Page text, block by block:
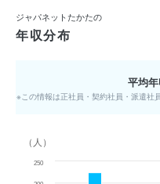
ジャパネットたかたの
年収分布
平均
※この情報は正社員・契約社員・派遣社
（人）
250